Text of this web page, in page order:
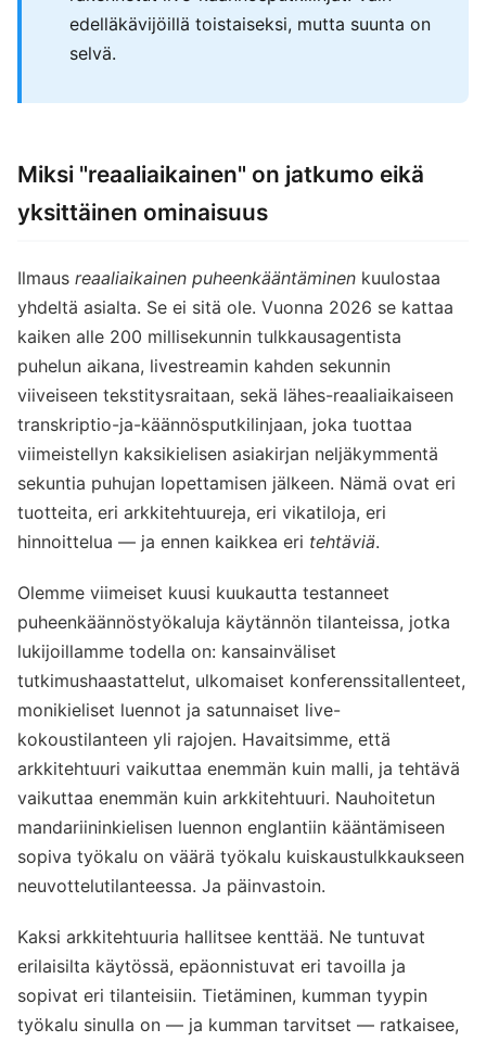
edelläkävijöillä toistaiseksi, mutta suunta on
selvä.
Miksi "reaaliaikainen" on jatkumo eikä
yksittäinen ominaisuus
Ilmaus reaaliaikainen puheenkääntäminen kuulostaa
yhdeltä asialta. Se ei sitä ole. Vuonna 2026 se kattaa
kaiken alle 200 millisekunnin tulkkausagentista
puhelun aikana, livestreamin kahden sekunnin
viiveiseen tekstitysraitaan, sekä lähes-reaaliaikaiseen
transkriptio-ja-käännösputkilinjaan, joka tuottaa
viimeistellyn kaksikielisen asiakirjan neljäkymmentä
sekuntia puhujan lopettamisen jälkeen. Nämä ovat eri
tuotteita, eri arkkitehtuureja, eri vikatiloja, eri
hinnoittelua — ja ennen kaikkea eri tehtäviä.
Olemme viimeiset kuusi kuukautta testanneet
puheenkäännöstyökaluja käytännön tilanteissa, jotka
lukijoillamme todella on: kansainväliset
tutkimushaastattelut, ulkomaiset konferenssitallenteet,
monikieliset luennot ja satunnaiset live-
kokoustilanteen yli rajojen. Havaitsimme, että
arkkitehtuuri vaikuttaa enemmän kuin malli, ja tehtävä
vaikuttaa enemmän kuin arkkitehtuuri. Nauhoitetun
mandariininkielisen luennon englantiin kääntämiseen
sopiva työkalu on väärä työkalu kuiskaustulkkaukseen
neuvottelutilanteessa. Ja päinvastoin.
Kaksi arkkitehtuuria hallitsee kenttää. Ne tuntuvat
erilaisilta käytössä, epäonnistuvat eri tavoilla ja
sopivat eri tilanteisiin. Tietäminen, kumman tyypin
työkalu sinulla on — ja kumman tarvitset — ratkaisee,